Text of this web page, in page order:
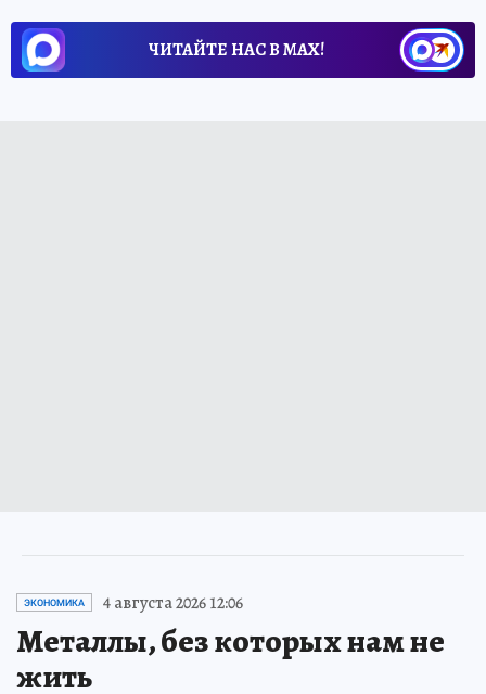
ЧИТАЙТЕ НАС В МАХ!
ЭКОНОМИКА 4 августа 2026 12:06
Металлы, без которых нам не
жить